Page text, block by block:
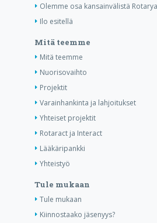
Olemme osa kansainvälistä Rotarya
Ilo esitellä
Mitä teemme
Mitä teemme
Nuorisovaihto
Projektit
Varainhankinta ja lahjoitukset
Yhteiset projektit
Rotaract ja Interact
Lääkäripankki
Yhteistyö
Tule mukaan
Tule mukaan
Kiinnostaako jäsenyys?